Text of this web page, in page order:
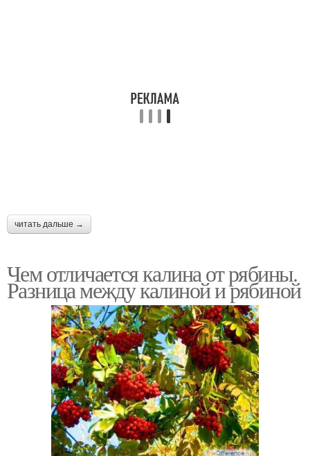
читать дальше →
Чем отличается калина от рябины.
Разница между калиной и рябиной